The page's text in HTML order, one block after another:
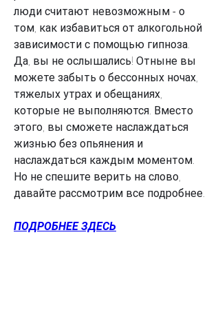
люди считают невозможным - о
том, как избавиться от алкогольной
зависимости с помощью гипноза.
Да, вы не ослышались! Отныне вы
можете забыть о бессонных ночах,
тяжелых утрах и обещаниях,
которые не выполняются. Вместо
этого, вы сможете наслаждаться
жизнью без опьянения и
наслаждаться каждым моментом.
Но не спешите верить на слово,
давайте рассмотрим все подробнее.
ПОДРОБНЕЕ ЗДЕСЬ